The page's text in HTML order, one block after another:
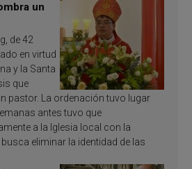
un
de 42
en virtud
y la Santa
que
pastor. La ordenación tuvo lugar
antes tuvo que
a la Iglesia local con la
eliminar la identidad de las